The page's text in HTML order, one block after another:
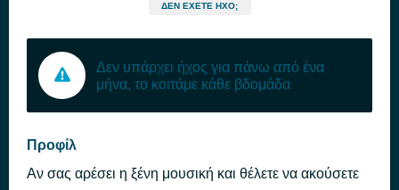
ΔΕΝ ΈΧΕΤΕ ΉΧΟ;
Δεν υπάρχει ήχος για πάνω από ένα
μήνα, το κοιτάμε κάθε βδομάδα
Προφίλ
Αν σας αρέσει η ξένη μουσική και θέλετε να ακούσετε